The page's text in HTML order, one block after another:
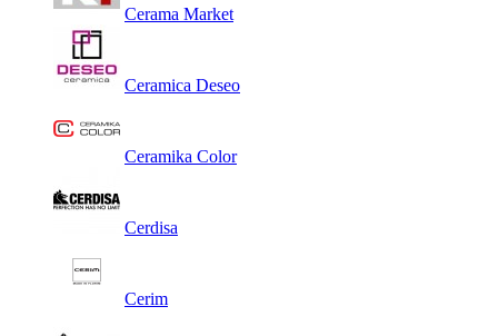
Cerama Market
Ceramica Deseo
Ceramika Color
Cerdisa
Cerim